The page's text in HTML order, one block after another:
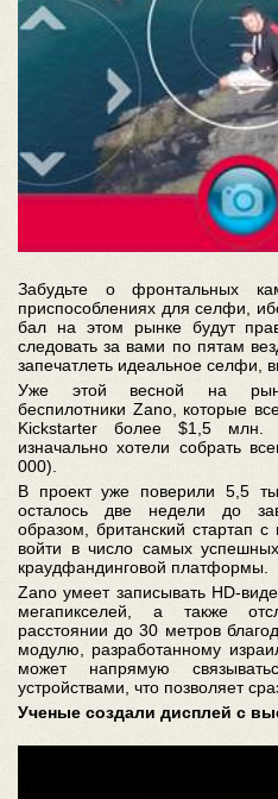
Забудьте о фронтальных
приспособлениях для селфи,
бал на этом рынке будут
следовать за вами по пятам
запечатлеть идеальное селфи,
Уже этой весной на
беспилотники Zano, которые
Kickstarter более $1,5 млн.
изначально хотели собрать
000).
В проект уже поверили 5,5
осталось две недели до
образом, британский стартап
войти в число самых
краудфандинговой платформы.
Zano умеет записывать HD-
мегапикселей, а также
расстоянии до 30 метров
модулю, разработанному
может напрямую
устройствами, что позволяет
Ученые создали дисплей с